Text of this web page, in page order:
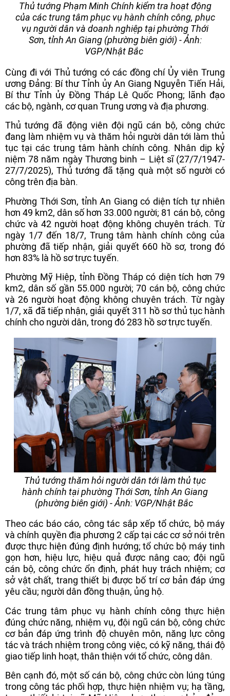
Thủ tướng Phạm Minh Chính kiểm tra hoạt động
của các trung tâm phục vụ hành chính công, phục
vụ người dân và doanh nghiệp tại phường Thới
Sơn, tỉnh An Giang (phường biên giới) - Ảnh:
VGP/Nhật Bắc
Cùng đi với Thủ tướng có các đồng chí Ủy viên Trung
ương Đảng: Bí thư Tỉnh ủy An Giang Nguyễn Tiến Hải,
Bí thư Tỉnh ủy Đồng Tháp Lê Quốc Phong; lãnh đạo
các bộ, ngành, cơ quan Trung ương và địa phương.
Thủ tướng đã động viên đội ngũ cán bộ, công chức
đang làm nhiệm vụ và thăm hỏi người dân tới làm thủ
tục tại các trung tâm hành chính công. Nhân dịp kỷ
niệm 78 năm ngày Thương binh – Liệt sĩ (27/7/1947-
27/7/2025), Thủ tướng đã tặng quà một số người có
công trên địa bàn.
Phường Thới Sơn, tỉnh An Giang có diện tích tự nhiên
hơn 49 km2, dân số hơn 33.000 người; 81 cán bộ, công
chức và 42 người hoạt động không chuyên trách. Từ
ngày 1/7 đến 18/7, Trung tâm hành chính công của
phường đã tiếp nhận, giải quyết 660 hồ sơ, trong đó
hơn 83% là hồ sơ trực tuyến.
Phường Mỹ Hiệp, tỉnh Đồng Tháp có diện tích hơn 79
km2, dân số gần 55.000 người; 70 cán bộ, công chức
và 26 người hoạt động không chuyên trách. Từ ngày
1/7, xã đã tiếp nhận, giải quyết 311 hồ sơ thủ tục hành
chính cho người dân, trong đó 283 hồ sơ trực tuyến.
Thủ tướng thăm hỏi người dân tới làm thủ tục
hành chính tại phường Thới Sơn, tỉnh An Giang
(phường biên giới) - Ảnh: VGP/Nhật Bắc
Theo các báo cáo, công tác sắp xếp tổ chức, bộ máy
và chính quyền địa phương 2 cấp tại các cơ sở nói trên
được thực hiện đúng định hướng; tổ chức bộ máy tinh
gọn hơn, hiệu lực, hiệu quả được nâng cao; đội ngũ
cán bộ, công chức ổn định, phát huy trách nhiệm; cơ
sở vật chất, trang thiết bị được bố trí cơ bản đáp ứng
yêu cầu; người dân đồng thuận, ủng hộ.
Các trung tâm phục vụ hành chính công thực hiện
đúng chức năng, nhiệm vụ, đội ngũ cán bộ, công chức
cơ bản đáp ứng trình độ chuyên môn, năng lực công
tác và trách nhiệm trong công việc, có kỹ năng, thái độ
giao tiếp linh hoạt, thân thiện với tổ chức, công dân.
Bên cạnh đó, một số cán bộ, công chức còn lúng túng
trong công tác phối hợp, thực hiện nhiệm vụ; hạ tầng,